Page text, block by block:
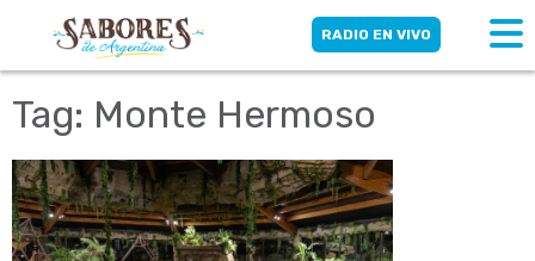
RADIO EN VIVO
Tag: Monte Hermoso